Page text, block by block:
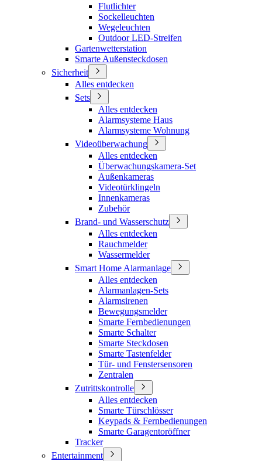
Flutlichter
Sockelleuchten
Wegeleuchten
Outdoor LED-Streifen
Gartenwetterstation
Smarte Außensteckdosen
Sicherheit
Alles entdecken
Sets
Alles entdecken
Alarmsysteme Haus
Alarmsysteme Wohnung
Videoüberwachung
Alles entdecken
Überwachungskamera-Set
Außenkameras
Videotürklingeln
Innenkameras
Zubehör
Brand- und Wasserschutz
Alles entdecken
Rauchmelder
Wassermelder
Smart Home Alarmanlage
Alles entdecken
Alarmanlagen-Sets
Alarmsirenen
Bewegungsmelder
Smarte Fernbedienungen
Smarte Schalter
Smarte Steckdosen
Smarte Tastenfelder
Tür- und Fenstersensoren
Zentralen
Zutrittskontrolle
Alles entdecken
Smarte Türschlösser
Keypads & Fernbedienungen
Smarte Garagentoröffner
Tracker
Entertainment